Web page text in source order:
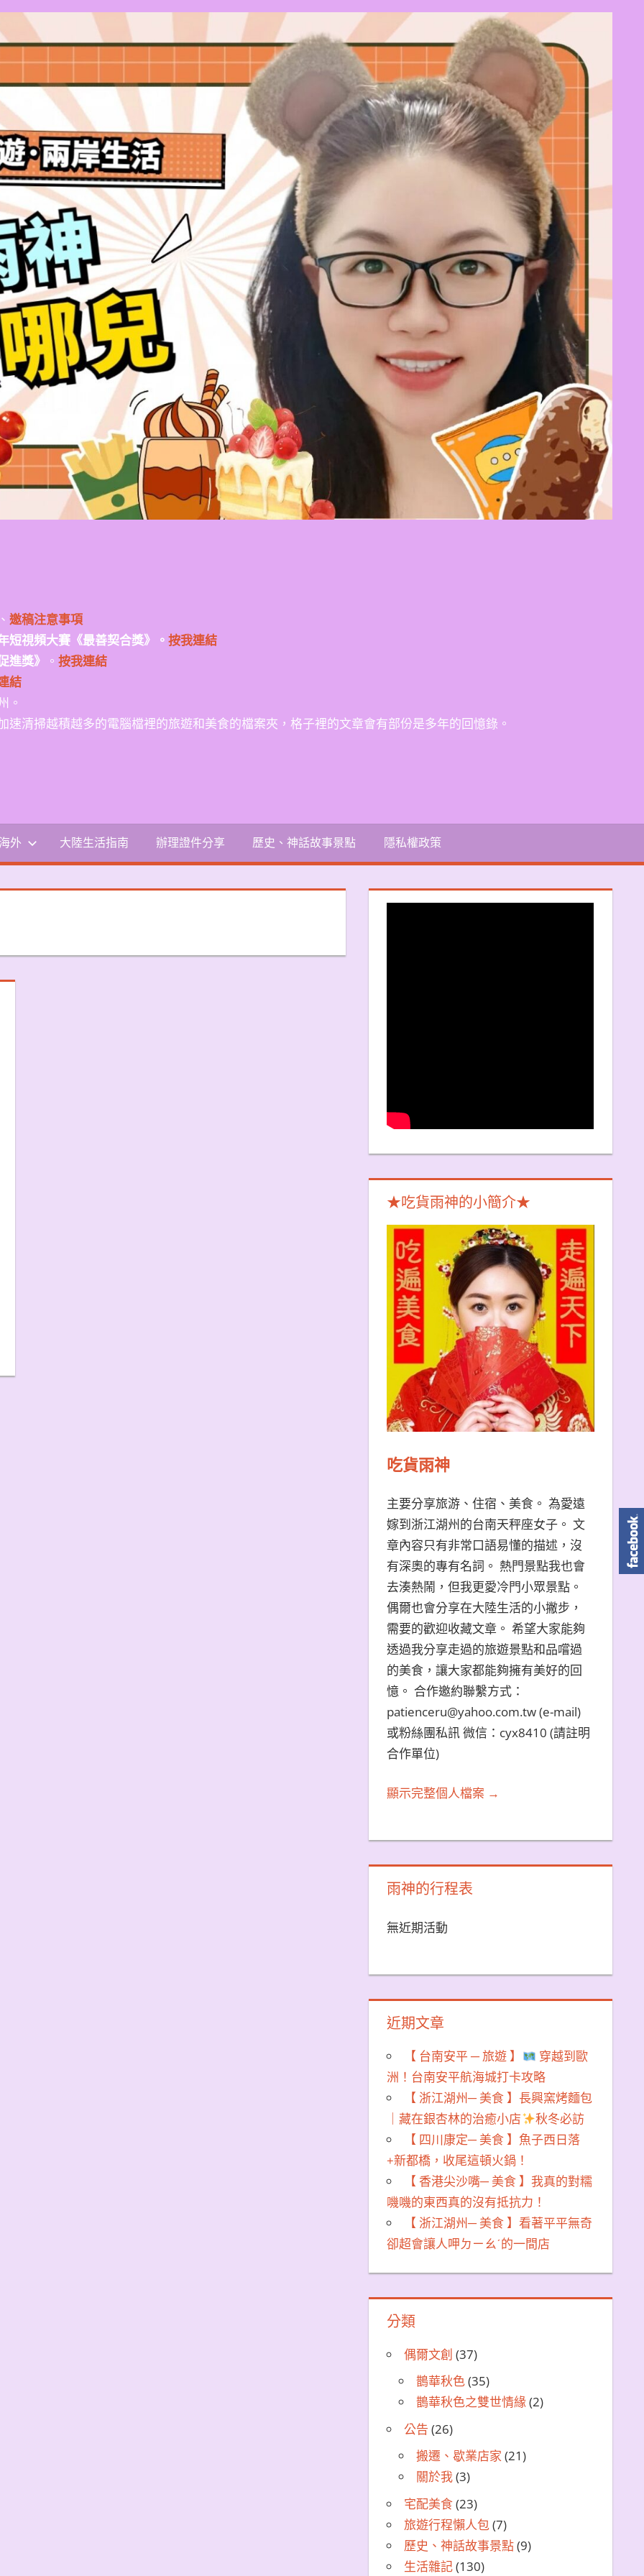
邀稿注意事項
短視頻大賽《最善契合獎》。 按我連結
進獎》 。 按我連結
結
。
清掃越積越多的電腦檔裡的旅遊和美食的檔案夾，格子裡的文章會有部份是多年的回憶錄。
外 大陸生活指南 辦理證件分享 歷史、神話故事景點 隱私權政策
★吃貨雨神的小簡介★
吃貨雨神
主要分享旅游、住宿、美食。 為愛遠
嫁到浙江湖州的台南天秤座女子。 文
章內容只有非常口語易懂的描述，沒
有深奧的專有名詞。 熱門景點我也會
去湊熱鬧，但我更愛冷門小眾景點。
偶爾也會分享在大陸生活的小撇步，
需要的歡迎收藏文章。 希望大家能夠
透過我分享走過的旅遊景點和品嚐過
的美食，讓大家都能夠擁有美好的回
憶。 合作邀約聯繫方式：
patienceru@yahoo.com.tw (e-mail)
或粉絲團私訊 微信：cyx8410 (請註明
合作單位)
顯示完整個人檔案 →
雨神的行程表
無近期活動
近期文章
【 台南安平 ─ 旅遊 】
穿越到歐
洲！台南安平航海城打卡攻略
【 浙江湖州─ 美食 】長興窯烤麵包
｜藏在銀杏林的治癒小店
秋冬必訪
【 四川康定─ 美食 】魚子西日落
+新都橋，收尾這頓火鍋！
【 香港尖沙嘴─ 美食 】我真的對糯
嘰嘰的東西真的沒有抵抗力！
【 浙江湖州─ 美食 】看著平平無奇
卻超會讓人呷ㄉㄧㄠˊ的一間店
分類
偶爾文創 (37)
鵲華秋色(35)
鵲華秋色之雙世情緣(2)
公告 (26)
搬遷、歇業店家 (21)
關於我(3)
宅配美食(23)
旅遊行程懶人包(7)
歷史、神話故事景點(9)
生活雜記(130)